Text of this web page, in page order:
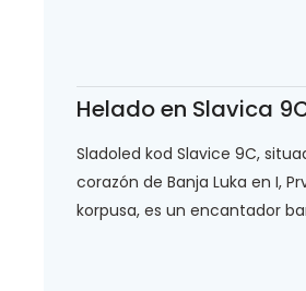
Helado en Slavica
Sladoled kod Slavice 9C,
corazón de Banja Luka en I,
korpusa, es un encantador